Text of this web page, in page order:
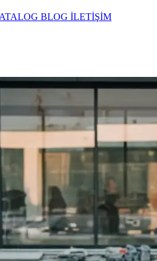
BLOG İLETİŞİM